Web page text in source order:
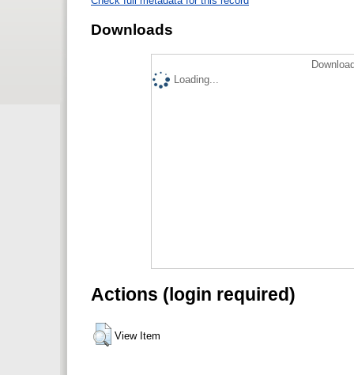
Downloads
Loading...
Actions (login required)
View Item